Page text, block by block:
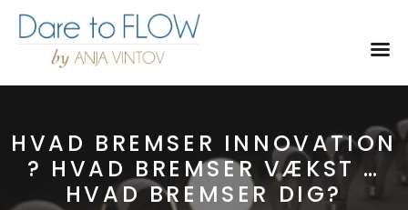
HVAD BREMSER INNOVATION
? HVAD BREMSER VÆKST …
HVAD BREMSER DIG?